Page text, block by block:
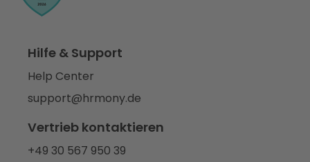
Hilfe & Support
Help Center
support@hrmony.de
Vertrieb kontaktieren
+49 30 567 950 39